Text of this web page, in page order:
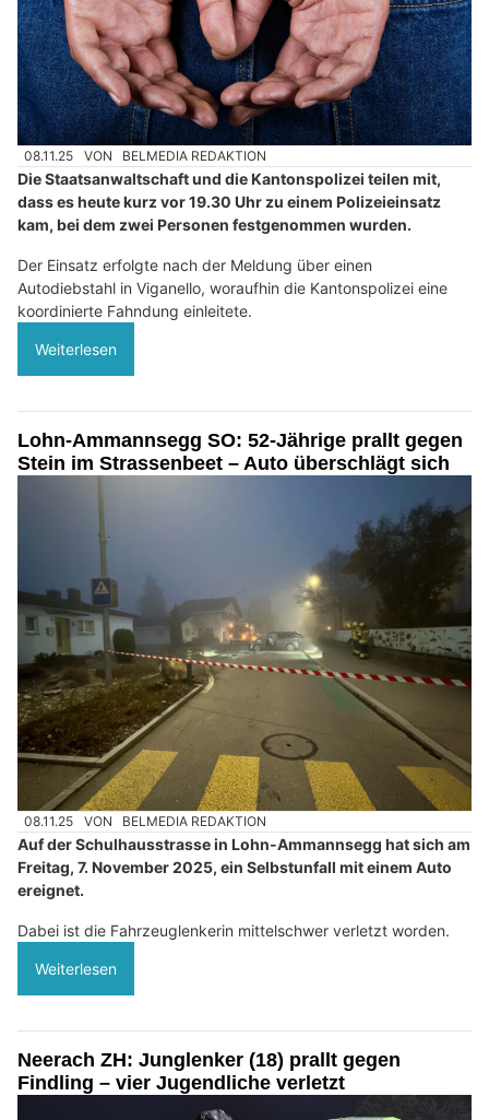
08.11.25 VON BELMEDIA REDAKTION
Die Staatsanwaltschaft und die Kantonspolizei teilen mit,
dass es heute kurz vor 19.30 Uhr zu einem Polizeieinsatz
kam, bei dem zwei Personen festgenommen wurden.
Der Einsatz erfolgte nach der Meldung über einen
Autodiebstahl in Viganello, woraufhin die Kantonspolizei eine
koordinierte Fahndung einleitete.
Weiterlesen
Lohn-Ammannsegg SO: 52-Jährige prallt gegen
Stein im Strassenbeet – Auto überschlägt sich
08.11.25 VON BELMEDIA REDAKTION
Auf der Schulhausstrasse in Lohn-Ammannsegg hat sich am
Freitag, 7. November 2025, ein Selbstunfall mit einem Auto
ereignet.
Dabei ist die Fahrzeuglenkerin mittelschwer verletzt worden.
Weiterlesen
Neerach ZH: Junglenker (18) prallt gegen
Findling – vier Jugendliche verletzt